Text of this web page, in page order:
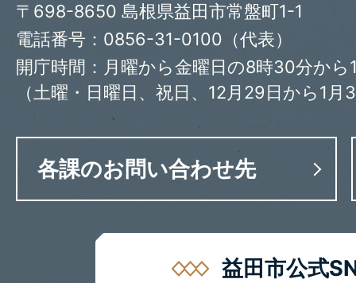
〒698-8650 島根県益田市常盤町1-1
電話番号：0856-31-0100（代表）
開庁時間：月曜から金曜日の8時30分から
（土曜・日曜日、祝日、12月29日から1月
各課のお問い合わせ先
益田市公式